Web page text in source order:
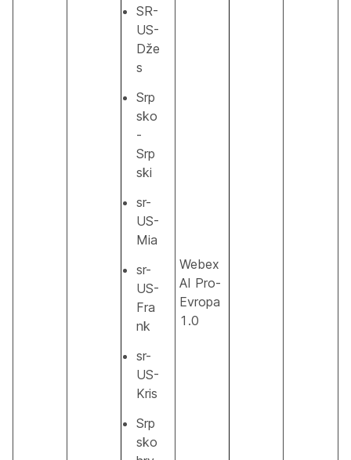
SR-
US-
Dže
s
Srp
sko
-
Srp
ski
sr-
US-
Mia
sr-
US-
Fra
nk
sr-
US-
Kris
Srp
sko
Webex
AI Pro-
Evropa
1.0